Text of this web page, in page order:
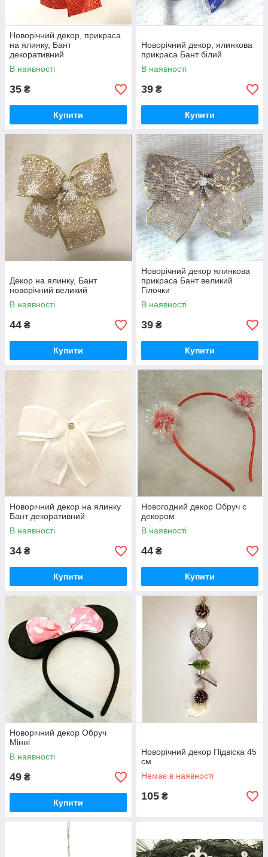
Новорічний декор, прикраса
на ялинку, Бант
декоративний
В наявності
35 ₴
Купити
Новорічний декор, ялинкова
прикраса Бант білий
В наявності
39 ₴
Купити
Декор на ялинку, Бант
новорічний великий
В наявності
44 ₴
Купити
Новорічний декор ялинкова
прикраса Бант великий
Гілочки
В наявності
39 ₴
Купити
Новорічний декор на ялинку
Бант декоративний
В наявності
34 ₴
Купити
Новогодний декор Обруч с
декором
В наявності
44 ₴
Купити
Новорічний декор Обруч
Мінні
В наявності
49 ₴
Купити
Новорічний декор Підвіска 45
см
Немає в наявності
105 ₴